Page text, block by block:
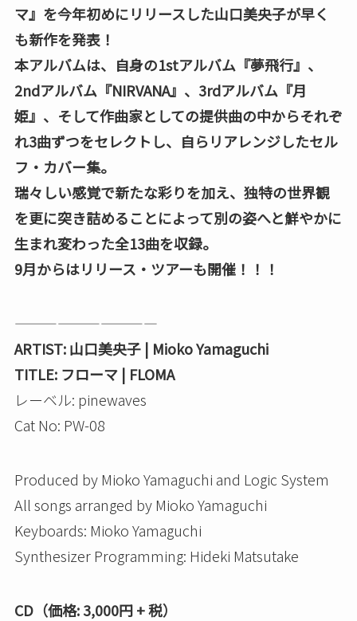
マ』を今年初めにリリースした山口美央子が早く
も新作を発表！
本アルバムは、自身の1stアルバム『夢飛行』、
2ndアルバム『NIRVANA』、3rdアルバム『月
姫』、そして作曲家としての提供曲の中からそれぞ
れ3曲ずつをセレクトし、自らリアレンジしたセル
フ・カバー集。
瑞々しい感覚で新たな彩りを加え、独特の世界観
を更に突き詰めることによって別の姿へと鮮やかに
生まれ変わった全13曲を収録。
9月からはリリース・ツアーも開催！！！
——————————
ARTIST: 山口美央子 | Mioko Yamaguchi
TITLE: フローマ | FLOMA
レーベル: pinewaves
Cat No: PW-08
Produced by Mioko Yamaguchi and Logic System
All songs arranged by Mioko Yamaguchi
Keyboards: Mioko Yamaguchi
Synthesizer Programming: Hideki Matsutake
CD（価格: 3,000円 + 税）